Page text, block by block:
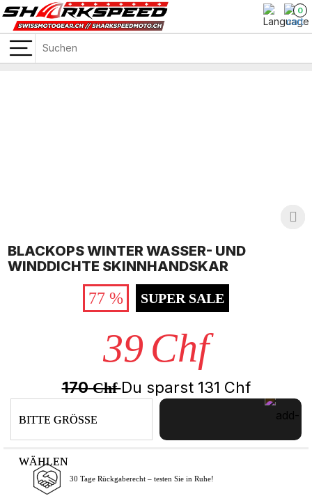
0
BLACKOPS WINTER WASSER- UND
WINDDICHTE SKINNHANDSKAR
77 % SUPER SALE
39 Chf
170ChfDu sparst 131 Chf
BITTE GRÖSSE
WÄHLEN
In den Warenkorb
30 Tage Rückgaberecht – testen Sie in Ruhe!